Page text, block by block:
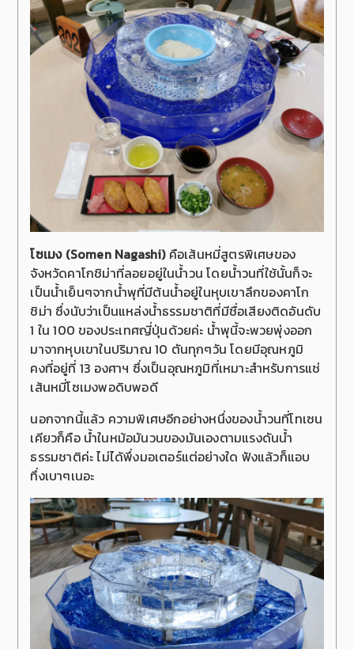
โซเมง (Somen Nagashi)คือเส้นหมี่สูตรพิเศษของ
จังหวัดคาโกชิม่าที่ลอยอยู่ในน้ำวน โดยน้ำวนที่ใช้นั้นก็จะ
เป็นน้ำเย็นๆจากน้ำพุที่มีต้นน้ำอยู่ในหุบเขาลึกของคาโก
ชิม่า ซึ่งนับว่าเป็นแหล่งน้ำธรรมชาติที่มีชื่อเสียงติดอันดับ
1 ใน 100 ของประเทศญี่ปุ่นด้วยค่ะ น้ำพุนี้จะพวยพุ่งออก
มาจากหุบเขาในปริมาณ 10 ตันทุกๆวัน โดยมีอุณหภูมิ
คงที่อยู่ที่ 13 องศาฯ ซึ่งเป็นอุณหภูมิที่เหมาะสำหรับการแช่
เส้นหมี่โซเมงพอดิบพอดี
นอกจากนี้แล้ว ความพิเศษอีกอย่างหนึ่งของน้ำวนที่โทเซน
เคียวก็คือ น้ำในหม้อมันวนของมันเองตามแรงดันน้ำ
ธรรมชาติค่ะ ไม่ได้พึ่งมอเตอร์แต่อย่างใด ฟังแล้วก็แอบ
ทึ่งเบาๆเนอะ